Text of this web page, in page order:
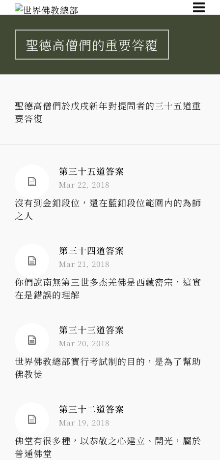
聖德高僧們的重要答覆
聖德高僧們於戊戌新年對提問者的三十五道重
要答復
第三十五道答案
Mar 22, 2018
沒有到金釦段位，還在藍釦段位範圍內的為師
之人
第三十四道答案
Mar 21, 2018
你們說南無第三世多杰羌佛是西藏密宗，這實
在是錯誤的理解
第三十三道答案
Mar 20, 2018
世界佛教總部實行考試制的目的，是為了幫助
佛教徒
第三十二道答案
Mar 19, 2018
佛堂有很多種，以恭敬之心建立、開光，屬於
普通佛堂